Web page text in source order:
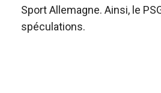
Sport Allemagne. Ainsi, le
spéculations.